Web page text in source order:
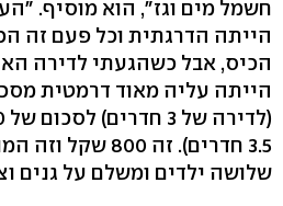
חשמל מים וגז", הוא מוסיף.
הייתה הדרגתית וכל פעם זה
הכיס, אבל כשהגעתי לדירה
3.5 חדרים). זה
שלושה ילדים ומשלם על גנים